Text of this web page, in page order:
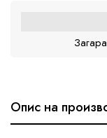
Опис на